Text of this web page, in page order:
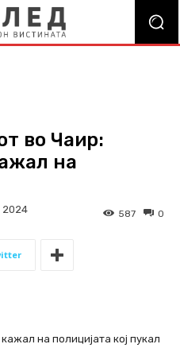
во Чаир:
на
2024 0
587
на полицијата кој пукал